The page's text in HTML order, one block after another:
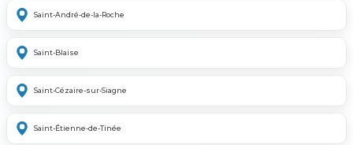
Saint-André-de-la-Roche
Saint-Blaise
Saint-Cézaire-sur-Siagne
Saint-Étienne-de-Tinée